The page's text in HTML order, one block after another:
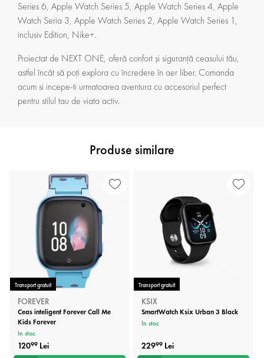
Series 6, Apple Watch Series 5, Apple Watch Series 4, Apple
Watch Seria 3, Apple Watch Series 2, Apple Watch Series 1,
inclusiv Edition, Nike+.
Proiectat de NEXT ONE, oferă confort și siguranță ceasului tău,
astfel încât să poți explora cu încredere în aer liber. Comanda
acum si incepe-ti urmatoarea aventura cu accesoriul perfect
pentru stilul tau de viata activ.
Produse similare
Transport gratuit
FOREVER
Ceas inteligent Forever Call Me
Kids Forever
In stoc
12099 Lei
Transport gratuit
KSIX
SmartWatch Ksix Urban 3 Black
In stoc
22999 Lei